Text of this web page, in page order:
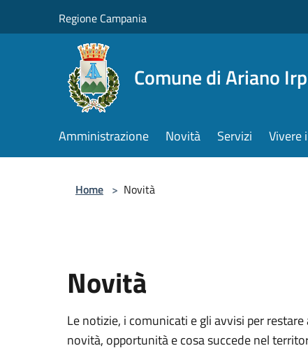
Regione Campania
Comune di Ariano
Amministrazione Novità Servizi Vivere
Home > Novità
Novità
Le notizie, i comunicati e gli avvisi per
novità, opportunità e cosa succede nel